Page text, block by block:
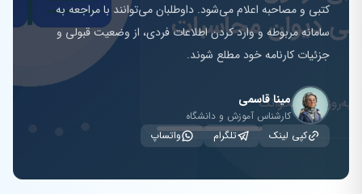
کتبی و مصاحبه اعلام می‌شود. داوطلبان می‌توانند با مراجعه به
سامانه مربوطه و وارد کردن اطلاعات فردی، از وضعیت قبولی و
جزئیات کارنامه خود مطلع شوند.
مینا قاسمی
کارشناس آموزش و دانشگاه
کپی لینک
تلگرام واتساپ